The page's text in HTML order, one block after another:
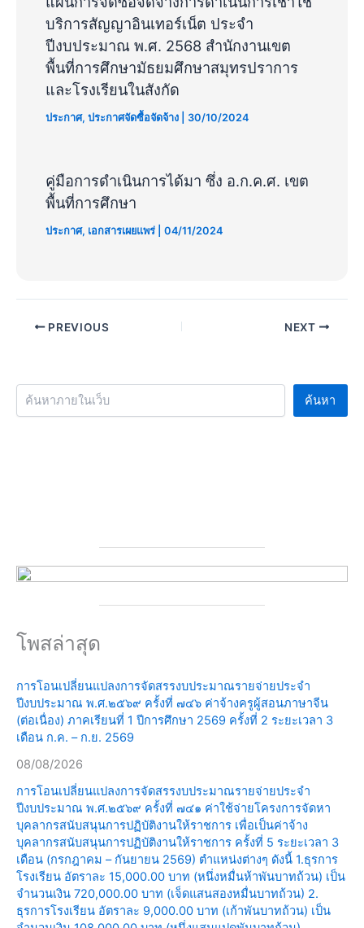
บริการสัญญาอินเทอร์เน็ต ประจำ
ปีงบประมาณ พ.ศ. 2568 สำนักงานเขต
พื้นที่การศึกษามัธยมศึกษาสมุทรปราการ
และโรงเรียนในสังกัด
ประกาศ,ประกาศจัดซื้อจัดจ้าง 30/10/2024
คู่มือการดําเนินการได้มา ซึ่ง อ.ก.ค.ศ. เขต
พื้นที่การศึกษา
ประกาศ, เอกสารเผยแพร่ |04/11/2024
PREVIOUS NEXT
ค้นหา
โพสล่าสุด
การโอนเปลี่ยนแปลงการจัดสรรงบประมาณรายจ่ายประจำ
ปีงบประมาณ พ.ศ.๒๕๖๙ ครั้งที่ ๗๔๖ ค่าจ้างครูผู้สอนภาษาจีน
(ต่อเนื่อง) ภาคเรียนที่ 1 ปีการศึกษา 2569 ครั้งที่ 2 ระยะเวลา 3
เดือน ก.ค. – ก.ย. 2569
08/08/2026
การโอนเปลี่ยนแปลงการจัดสรรงบประมาณรายจ่ายประจำ
ปีงบประมาณ พ.ศ.๒๕๖๙ ครั้งที่ ๗๔๑ ค่าใช้จ่ายโครงการจัดหา
บุคลากรสนับสนุนการปฏิบัติงานให้ราชการ เพื่อเป็นค่าจ้าง
บุคลากรสนับสนุนการปฏิบัติงานให้ราชการ ครั้งที่ 5 ระยะเวลา 3
เดือน (กรกฎาคม – กันยายน 2569) ตำแหน่งต่างๆ ดังนี้ 1.ธุรการ
โรงเรียน อัตราละ 15,000.00 บาท (หนึ่งหมื่นห้าพันบาทถ้วน) เป็น
จำนวนเงิน 720,000.00 บาท (เจ็ดแสนสองหมื่นบาทถ้วน) 2.
ธุรการโรงเรียน อัตราละ 9,000.00 บาท (เก้าพันบาทถ้วน) เป็น